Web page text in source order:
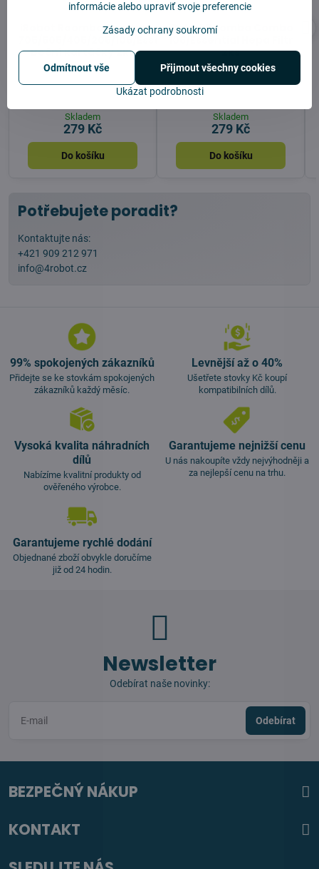
iRobot Roomba Combo
705/505/405/205/105/Essential
Boční kartáčky 2ks
Skladem
279 Kč
Do košíku
iRobot Roomba Combo
105/Essential Hepa Filtr
2ks
Skladem
279 Kč
Do košíku
Potřebujete poradit?
Kontaktujte nás:
+421 909 212 971
info@4robot.cz
99% spokojených zákazníků
Přidejte se ke stovkám spokojených
zákazníků každý měsíc.
Levnější až o 40%
Ušetřete stovky Kč koupí
kompatibilních dílů.
Vysoká kvalita náhradních
dílů
Nabízíme kvalitní produkty od
ověřeného výrobce.
Garantujeme nejnižší cenu
U nás nakoupíte vždy nejvýhodněji a
za nejlepší cenu na trhu.
Garantujeme rychlé dodání
Objednané zboží obvykle doručíme
již od 24 hodin.
Newsletter
Odebírat naše novinky:
Odebírat
BEZPEČNÝ NÁKUP
KONTAKT
informácie alebo upraviť svoje preferencie
Zásady ochrany soukromí
Ukázat podrobnosti
Přijmout všechny cookies
Odmítnout vše